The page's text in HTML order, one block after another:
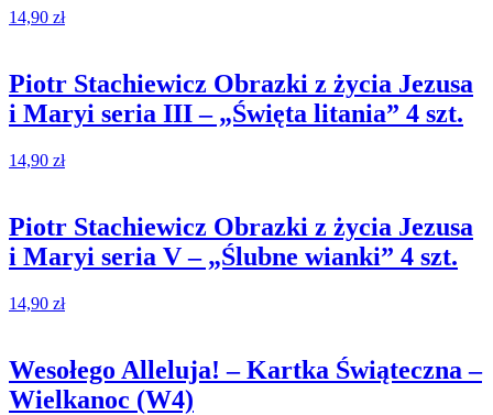
14,90 zł
Piotr Stachiewicz Obrazki z życia Jezusa
i Maryi seria III – „Święta litania” 4 szt.
14,90 zł
Piotr Stachiewicz Obrazki z życia Jezusa
i Maryi seria V – „Ślubne wianki” 4 szt.
14,90 zł
Wesołego Alleluja! – Kartka Świąteczna –
Wielkanoc (W4)